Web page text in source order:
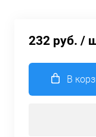
232 руб. /
В